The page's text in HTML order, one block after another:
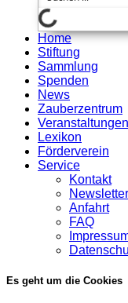
Home
Stiftung
Sammlung
Spenden
News
Zauberzentrum
Veranstaltungen
Lexikon
Förderverein
Service
Kontakt
Newsletter
Anfahrt
FAQ
Es geht um die Cookies